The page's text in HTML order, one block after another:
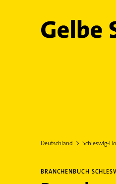
Gelbe
Deutschland Schleswig-
BRANCHENBUCH